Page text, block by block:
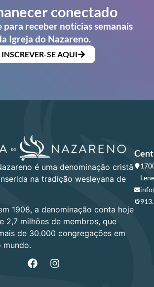
conectado
para receber notícias semanais
Igreja do Nazareno.
INSCREVER-SE AQUI
é uma denominação cristã
na tradição wesleyana de
1908, a denominação conta hoje
2,7 milhões de membros, que
de 30.000 congregações em
mundo.